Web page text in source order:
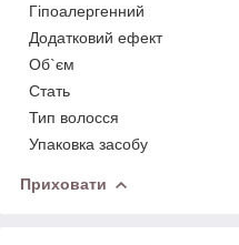
Гіпоалергенний
Додатковий ефект
Об`єм
Стать
Тип волосся
Упаковка засобу
Приховати